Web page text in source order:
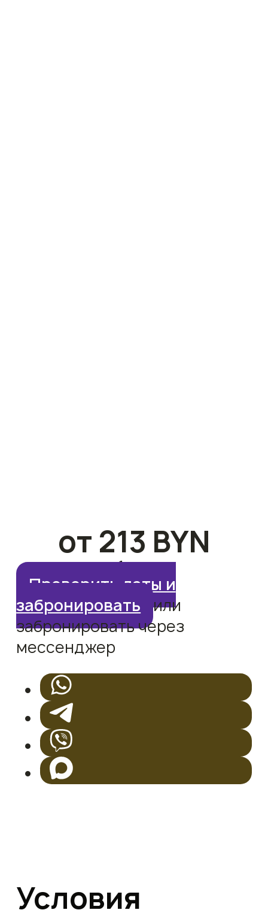
Условия
от 213 BYN
за 1 сутки
Проверить даты и
забронировать
или
забронировать через
мессенджер